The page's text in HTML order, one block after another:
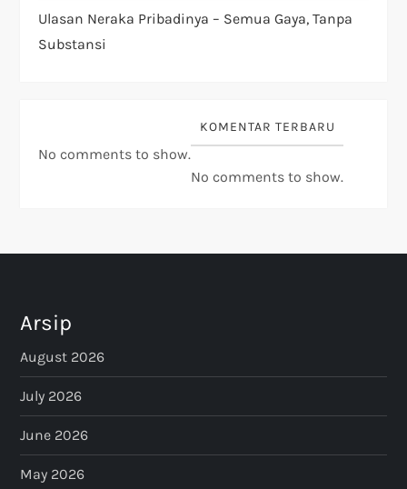
Ulasan Neraka Pribadinya – Semua Gaya, Tanpa
Substansi
No comments to show.
KOMENTAR TERBARU
No comments to show.
Arsip
August 2026
July 2026
June 2026
May 2026